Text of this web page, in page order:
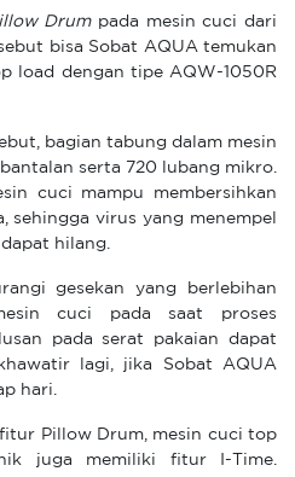
Drumpada mesin cuci dari
bisa Sobat AQUA temukan
load dengan tipe AQW-1050R
bagian tabung dalam mesin
serta 720 lubang mikro.
cuci mampu membersihkan
sehingga virus yang menempel
hilang.
gesekan yang berlebihan
cuci pada saat proses
pada serat pakaian dapat
lagi, jika Sobat AQUA
hari.
Pillow Drum, mesin cuci top
juga memiliki fitur I-Time.